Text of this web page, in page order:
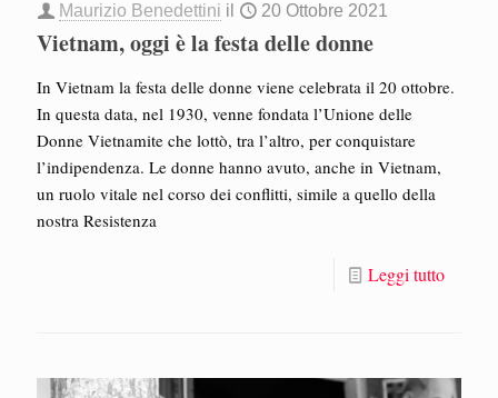
Maurizio Benedettini il 20 Ottobre 2021
Vietnam, oggi è la festa delle donne
In Vietnam la festa delle donne viene celebrata il 20 ottobre.
In questa data, nel 1930, venne fondata l’Unione delle
Donne Vietnamite che lottò, tra l’altro, per conquistare
l’indipendenza. Le donne hanno avuto, anche in Vietnam,
un ruolo vitale nel corso dei conflitti, simile a quello della
nostra Resistenza
Leggi tutto